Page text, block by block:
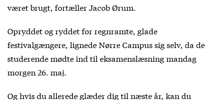
været brugt, fortæller Jacob Ørum.
Opryddet og ryddet for regnramte, glade
festivalgængere, lignede Nørre Campus sig selv, da de
studerende mødte ind til eksamenslæsning mandag
morgen 26. maj.
Og hvis du allerede glæder dig til næste år, kan du